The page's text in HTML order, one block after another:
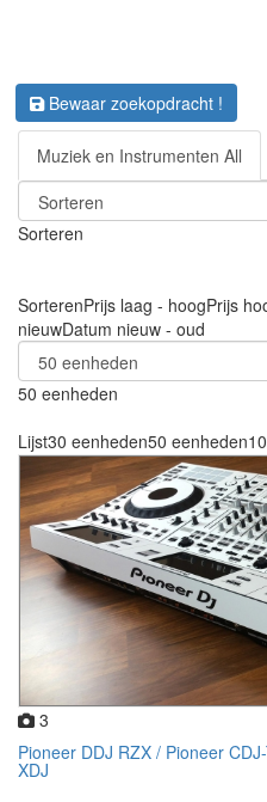
Bewaar zoekopdracht !
Muziek en Instrumenten All
Sorteren
SorterenPrijs laag - hoogPrijs
nieuwDatum nieuw - oud
50 eenheden
Lijst30 eenheden50 eenheden
3
Pioneer DDJ RZX / Pioneer
XDJ